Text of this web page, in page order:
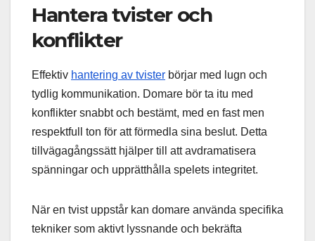
Hantera tvister och
konflikter
Effektiv hantering av tvister börjar med lugn och
tydlig kommunikation. Domare bör ta itu med
konflikter snabbt och bestämt, med en fast men
respektfull ton för att förmedla sina beslut. Detta
tillvägagångssätt hjälper till att avdramatisera
spänningar och upprätthålla spelets integritet.
När en tvist uppstår kan domare använda specifika
tekniker som aktivt lyssnande och bekräfta